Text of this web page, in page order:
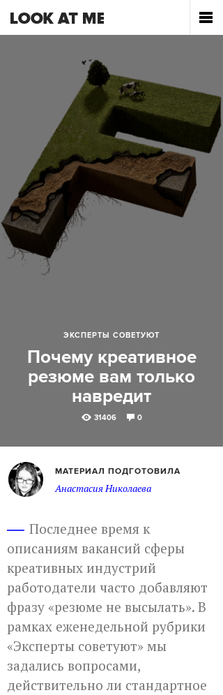
ЭКСПЕРТЫ СОВЕТУЮТ
Почему креативное
резюме вам только
навредит
31406 0
МАТЕРИАЛ ПОДГОТОВИЛА
Анастасия Николаева
Последнее время к
описаниям вакансий сферы
креативных индустрий
работодатели часто добавляют
фразу «резюме не высылать». В
рамках еженедельной рубрики
«Эксперты советуют» мы
задались вопросами,
действительно ли стандартное